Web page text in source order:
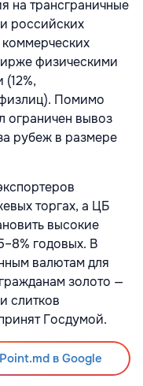
на трансграничные
российских
физическими
Помимо
ограничен вывоз
рубеж в размере
торгах, а ЦБ
высокие
годовых. В
валютам для
золото —
слитков
Госдумой.
в Google